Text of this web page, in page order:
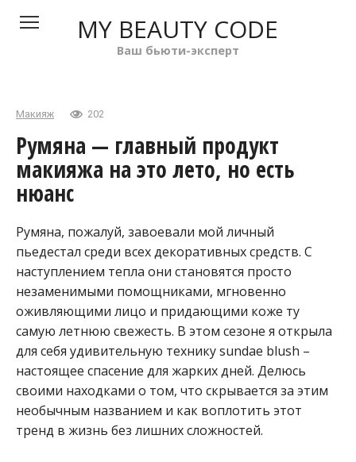
MY BEAUTY CODE
Ваш бьюти-эксперт
Макияж 202
Румяна — главный продукт
макияжа на это лето, но есть
нюанс
Румяна, пожалуй, завоевали мой личный
пьедестал среди всех декоративных средств. С
наступлением тепла они становятся просто
незаменимыми помощниками, мгновенно
оживляющими лицо и придающими коже ту
самую летнюю свежесть. В этом сезоне я открыла
для себя удивительную технику sundae blush –
настоящее спасение для жарких дней. Делюсь
своими находками о том, что скрывается за этим
необычным названием и как воплотить этот
тренд в жизнь без лишних сложностей.